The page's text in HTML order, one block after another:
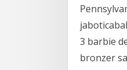
3 barbie
bronzer